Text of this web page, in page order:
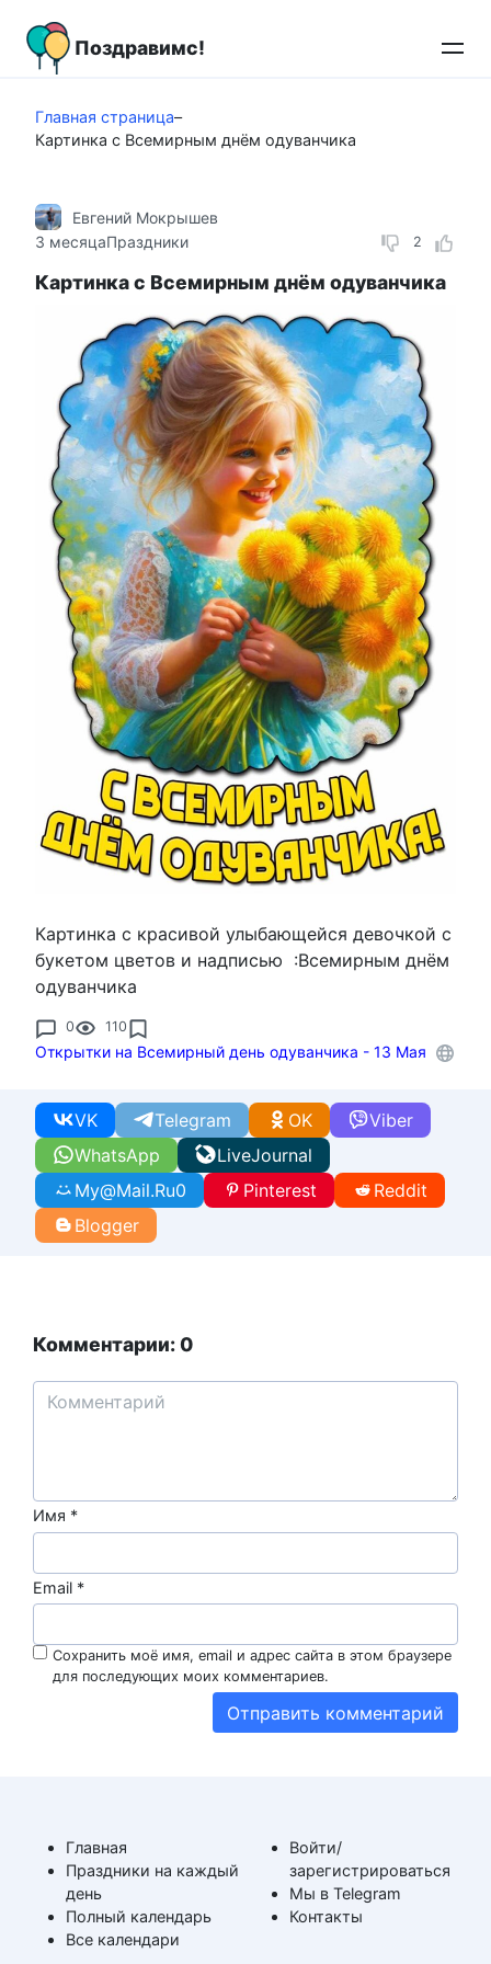
контенту
Поздравимс!
Главная страница–
Картинка с Всемирным днём одуванчика
2
Евгений Мокрышев
3 месяцаПраздники
Картинка с Всемирным днём одуванчика
Картинка с красивой улыбающейся девочкой с
букетом цветов и надписью :Всемирным днём
одуванчика
0 110
Открытки на Всемирный день одуванчика - 13 Мая
WhatsApp
VK Telegram Viber
OK
LiveJournal
My@Mail.Ru0 Pinterest
Reddit
Blogger
Комментарии: 0
Имя *
Email *
Сохранить моё имя, email и адрес сайта в этом браузере
для последующих моих комментариев.
Главная
Праздники на каждый
день
Полный календарь
Все календари
Войти/
зарегистрироваться
Мы в Telegram
Контакты